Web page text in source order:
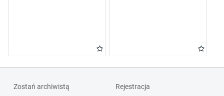
Zostań archiwistą
Rejestracja